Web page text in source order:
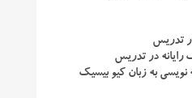
تدریس
رایانه در تدریس
به زبان کیو بیسیک